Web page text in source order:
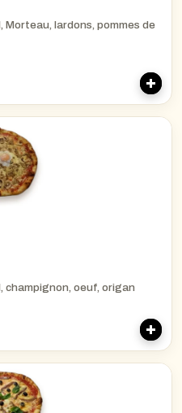
lardons, pommes de
champignon, oeuf, origan